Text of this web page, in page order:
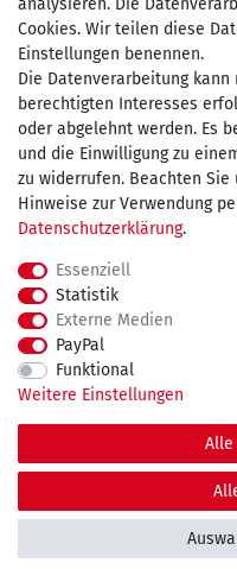
Wir versenden mit
kostenfreie Lieferung
innerhalb Deutschland ab
Impressum
© Copyright 2026
analysieren. Die
Cookies. Wir teilen diese
Einstellungen benennen.
Die Datenverarbeitung
berechtigten Interesses
oder abgelehnt werden. Es
und die Einwilligung zu
zu widerrufen. Beachten Sie
Hinweise zur Verwendung
Daten­schutz­erklärung.
Essenziell
Statistik
Externe Medien
PayPal
Funktional
Weitere Einstellungen
Alle